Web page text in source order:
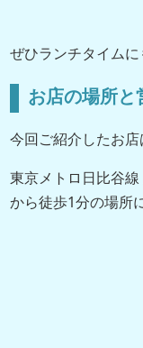
ぜひランチタイム
お店の場所と
今回ご紹介したお店
東京メトロ日比谷
から徒歩1分の場所